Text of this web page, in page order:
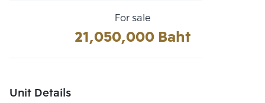
For sale
21,050,000 Baht
Unit Details